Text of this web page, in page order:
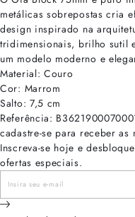
metálicas sobrepostas cria
design inspirado na
tridimensionais, brilho sutil
um modelo moderno e
Material: Couro
Cor: Marrom
Salto: 7,5 cm
Referência:
cadastre-se para receber
Inscreva-se hoje e
ofertas especiais.